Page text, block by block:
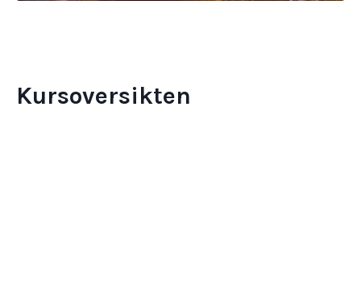
Kursoversikten